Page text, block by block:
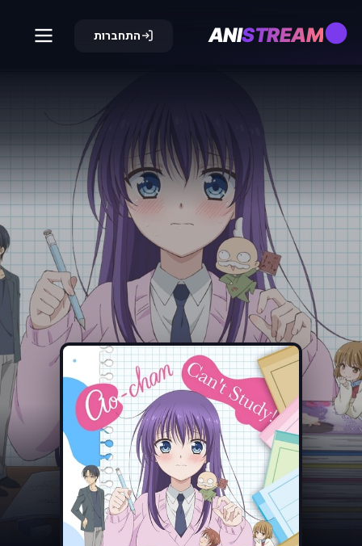
ANISTREAM התחברות